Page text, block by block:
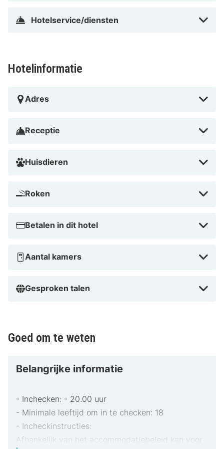
Hotelservice/diensten
Hotelinformatie
Adres
Receptie
Huisdieren
Roken
Betalen in dit hotel
Aantal kamers
Gesproken talen
Goed om te weten
Belangrijke informatie
- Inchecken: - 20.00 uur
- Minimale leeftijd om in te checken: 18
- Incheckinstructies:
Afhankelijk van het accommodatiebeleid kan voor